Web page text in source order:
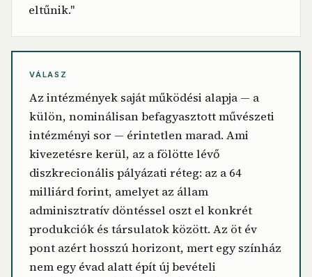
eltűnik."
VÁLASZ
Az intézmények saját működési alapja — a
külön, nominálisan befagyasztott művészeti
intézményi sor — érintetlen marad. Ami
kivezetésre kerül, az a fölötte lévő
diszkrecionális pályázati réteg: az a 64
milliárd forint, amelyet az állam
adminisztratív döntéssel oszt el konkrét
produkciók és társulatok között. Az öt év
pont azért hosszú horizont, mert egy színház
nem egy évad alatt épít új bevételi